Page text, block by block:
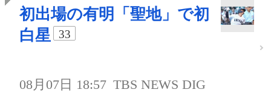
初出場の有明「聖地」で初
白星
33
08月07日 18:57 TBS NEWS DIG